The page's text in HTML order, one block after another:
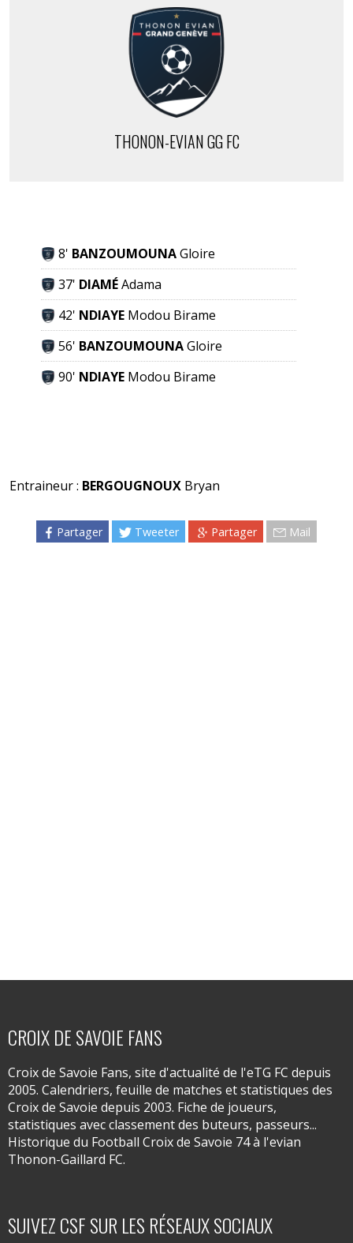
THONON-EVIAN GG FC
8' BANZOUMOUNAGloire
37' DIAMÉAdama
42' NDIAYE Modou Birame
56' BANZOUMOUNAGloire
90' NDIAYE Modou Birame
Entraineur : BERGOUGNOUX Bryan
Partager Tweeter Partager Mail
CROIX DE SAVOIE FANS
Croix de Savoie Fans, site d'actualité de l'eTG FC depuis
2005. Calendriers, feuille de matches et statistiques des
Croix de Savoie depuis 2003. Fiche de joueurs,
statistiques avec classement des buteurs, passeurs...
Historique du Football Croix de Savoie 74 à l'evian
Thonon-Gaillard FC.
SUIVEZ CSF SUR LES RÉSEAUX SOCIAUX